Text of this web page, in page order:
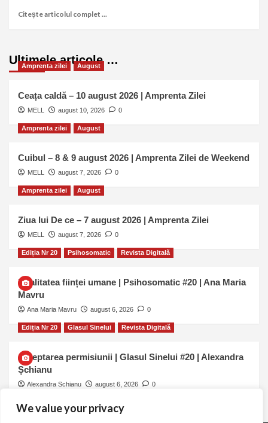
We value your privacy
Citește articolul complet ...
Ultimele articole …
Amprenta zilei August
Ceața caldă – 10 august 2026 | Amprenta Zilei
MELL august 10, 2026 0
Amprenta zilei August
Cuibul – 8 & 9 august 2026 | Amprenta Zilei de Weekend
MELL august 7, 2026 0
Amprenta zilei August
Ziua lui De ce – 7 august 2026 | Amprenta Zilei
MELL august 7, 2026 0
Ediția Nr 20 Psihosomatic Revista Digitală
Dualitatea ființei umane | Psihosomatic #20 | Ana Maria
Mavru
Ana Maria Mavru august 6, 2026 0
Ediția Nr 20 Glasul Sinelui Revista Digitală
Așteptarea permisiunii | Glasul Sinelui #20 | Alexandra
Șchianu
Alexandra Schianu august 6, 2026 0